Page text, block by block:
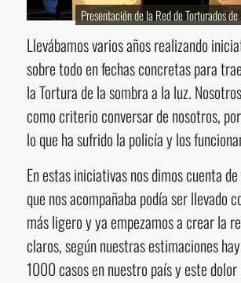
Presentación de la Red de Torturados
Llevábamos varios años realizando
sobre todo en fechas concretas para
la Tortura de la sombra a la luz.
como criterio conversar de nosotros,
lo que ha sufrido la policía y los
En estas iniciativas nos dimos cuenta
que nos acompañaba podía ser llevado
más ligero y ya empezamos a crear la
claros, según nuestras estimaciones
1000 casos en nuestro país y este